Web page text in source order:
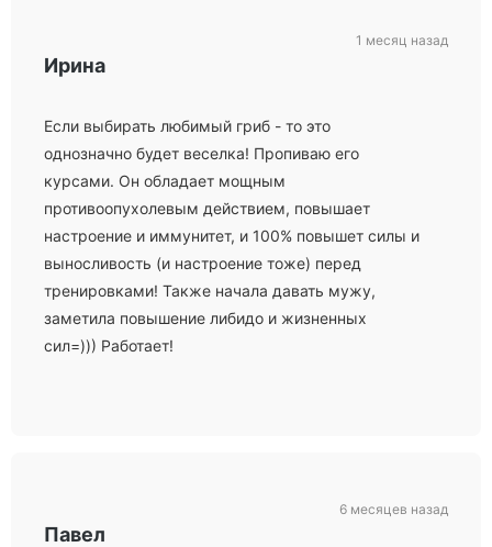
Ирина
Если выбирать любимый гриб - то это
однозначно будет веселка! Пропиваю его
курсами. Он обладает мощным
противоопухолевым действием, повышает
настроение и иммунитет, и 100% повышет силы и
выносливость (и настроение тоже) перед
тренировками! Также начала давать мужу,
заметила повышение либидо и жизненных
сил=))) Работает!
1 месяц назад
Павел
6 месяцев назад